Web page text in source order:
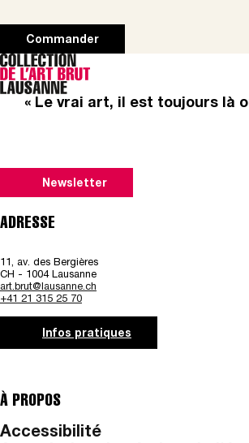
Commander
« Le vrai art, il est toujours là
Newsletter
ADRESSE
11, av. des Bergières
CH - 1004 Lausanne
art.brut@lausanne.ch
+41 21 315 25 70
Infos pratiques
À PROPOS
Accessibilité